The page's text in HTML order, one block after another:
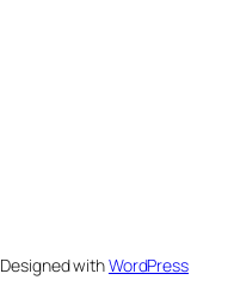
Designed withWordPress